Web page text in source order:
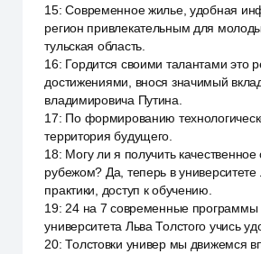
15:Современное жилье, удобная
регион привлекательным для
тульская область.
16: Гордится своими талантами это
достижениями, внося значимый
владимировича Путина.
17: По формированию
территория будущего.
18: Могу ли я получить
рубежом? Да, теперь в университете
практики, доступ к обучению.
19: 24 на 7 современные программы
университета Льва Толстого учись
20:Толстовки универ мы движемся